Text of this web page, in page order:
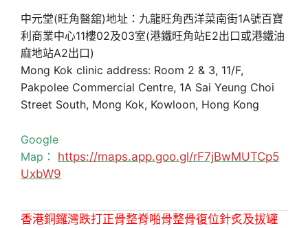
中元堂(旺角醫舘)地址：九龍旺角西洋菜南街1A號百寶
利商業中心11樓02及03室(港鐵旺角站E2出口或港鐵油
麻地站A2出口)
Mong Kok clinic address: Room 2 & 3, 11/F,
Pakpolee Commercial Centre, 1A Sai Yeung Choi
Street South, Mong Kok, Kowloon, Hong Kong
Google
Map： https://maps.app.goo.gl/rF7jBwMUTCp5
UxbW9
香港銅鑼灣跌打正骨整脊啪骨整骨復位針炙及拔罐